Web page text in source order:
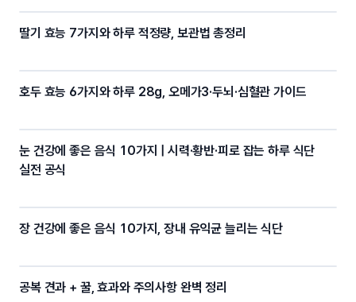
딸기 효능 7가지와 하루 적정량, 보관법 총정리
호두 효능 6가지와 하루 28g, 오메가3·두뇌·심혈관 가이드
눈 건강에 좋은 음식 10가지 | 시력·황반·피로 잡는 하루 식단
실전 공식
장 건강에 좋은 음식 10가지, 장내 유익균 늘리는 식단
공복 견과 + 꿀, 효과와 주의사항 완벽 정리